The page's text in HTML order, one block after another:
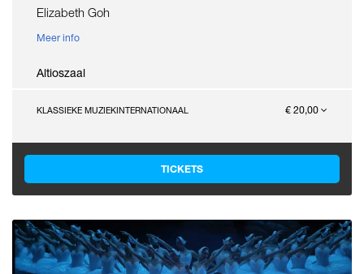
Elizabeth Goh
Meer info
Altioszaal
KLASSIEKE MUZIEKINTERNATIONAAL € 20,00
TICKETS